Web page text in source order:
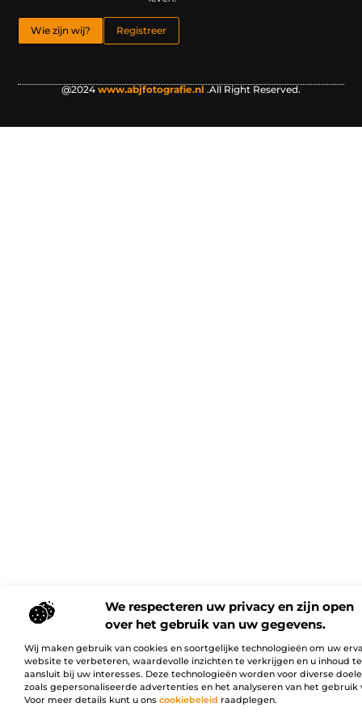
We respecteren uw privacy en zijn open
over het gebruik van uw gegevens.
Wij maken gebruik van cookies en soortgelijke technologieën om uw
website te verbeteren, waardevolle inzichten te verkrijgen en u inhoud
aansluit bij uw interesses. Deze technologieën worden voor diverse
zoals gepersonaliseerde advertenties en het analyseren van het gebruik
Voor meer details kunt u ons cookiebeleid raadplegen.
Wie zijn wij? Registreer
@2024www.abjfotografie.nl .All Right Reserved.